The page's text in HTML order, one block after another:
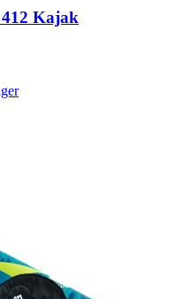
Kajak